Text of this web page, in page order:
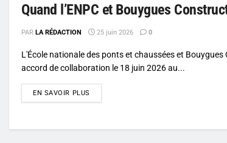
Quand l’ENPC et Bouygues
PAR LA RÉDACTION 25 juin 2026 0
L'École nationale des ponts et chaussées et
accord de collaboration le 18 juin 2026 au...
EN SAVOIR PLUS